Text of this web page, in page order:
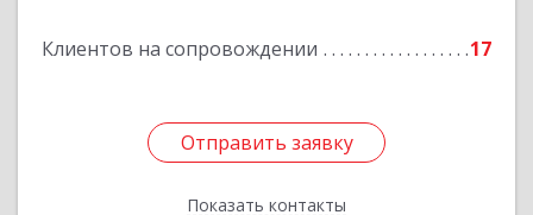
Клиентов на сопровождении 17
Отправить заявку
Показать контакты
Отправить заявку
Назад